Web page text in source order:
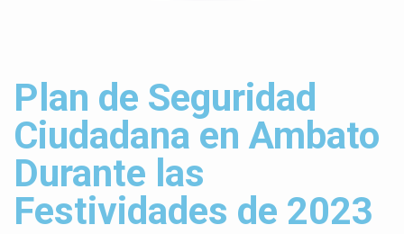
Plan de Seguridad
Ciudadana en Ambato
Durante las
Festividades de 2023